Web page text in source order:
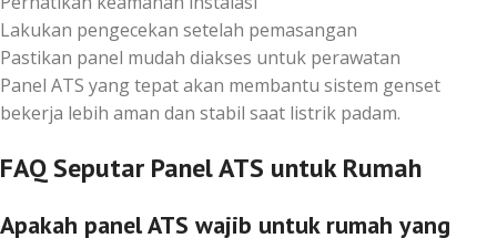
Lakukan pengecekan setelah pemasangan
Pastikan panel mudah diakses untuk perawatan
Panel ATS yang tepat akan membantu sistem genset
bekerja lebih aman dan stabil saat listrik padam.
FAQ Seputar Panel ATS untuk Rumah
Apakah panel ATS wajib untuk rumah yang